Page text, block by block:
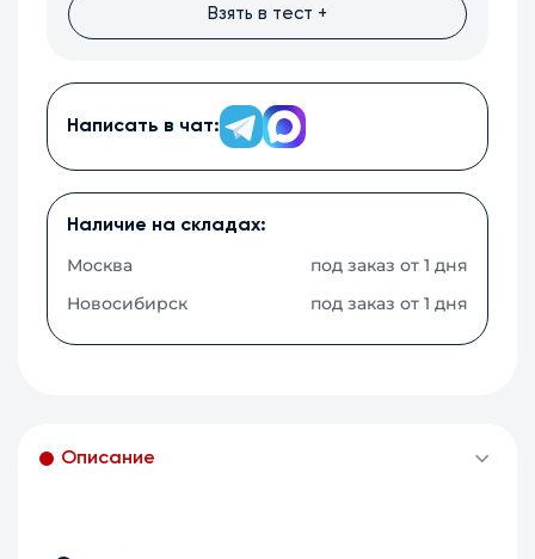
Взять в тест +
Написать в чат:
Наличие на складах:
Москва
под заказ от 1 дня
Новосибирск
под заказ от 1 дня
Описание